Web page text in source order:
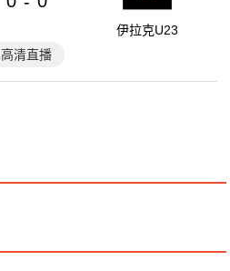
伊拉克U23
高清直播